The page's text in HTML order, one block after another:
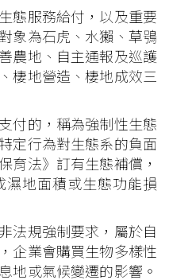
態服務給付，以及重要
象為石虎、水獺、草鴞
農地、自主通報及巡護
棲地營造、棲地成效三
付的，稱為強制性生態
定行為對生態系的負面
育法》訂有生態補償，
地面積或生態功能損
法規強制要求，屬於自
企業會購買生物多樣性
地或氣候變遷的影響。